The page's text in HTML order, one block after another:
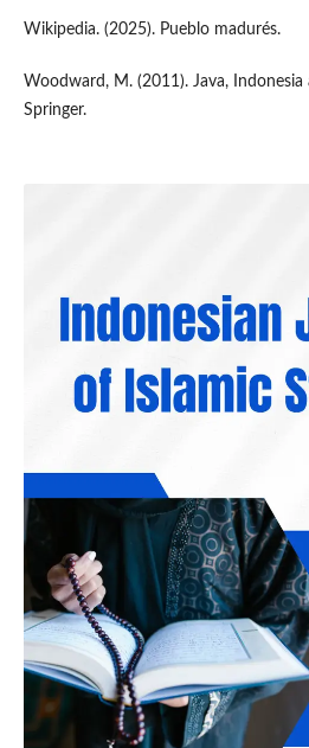
Wikipedia. (2025). Pueblo madurés.
Woodward, M. (2011). Java,
Springer.